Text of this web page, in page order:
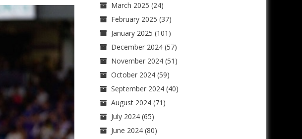
March 2025 (24)
February 2025 (37)
January 2025 (101)
December 2024(57)
November 2024(51)
October 2024(59)
September 2024(40)
August 2024(71)
July 2024(65)
June 2024(80)